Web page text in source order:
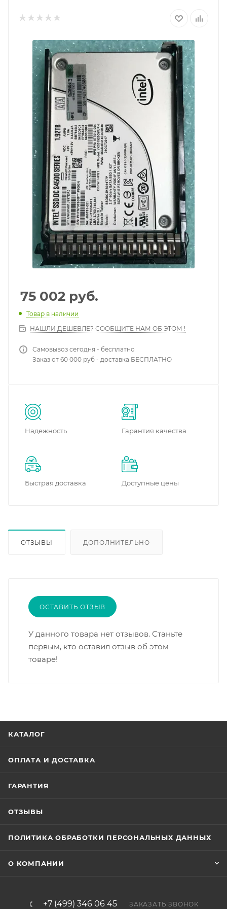
75 002 руб.
Товар в наличии
НАШЛИ ДЕШЕВЛЕ? СООБЩИТЕ НАМ ОБ ЭТОМ !
Самовывоз сегодня - бесплатно
Заказ от 60 000 руб - доставка БЕСПЛАТНО
Надежность Гарантия качества
Быстрая доставка Доступные цены
ОТЗЫВЫ ДОПОЛНИТЕЛЬНО
ОСТАВИТЬ ОТЗЫВ
У данного товара нет отзывов. Станьте
первым, кто оставил отзыв об этом
товаре!
КАТАЛОГ
ОПЛАТА И ДОСТАВКА
ГАРАНТИЯ
ОТЗЫВЫ
ПОЛИТИКА ОБРАБОТКИ ПЕРСОНАЛЬНЫХ ДАННЫХ
О КОМПАНИИ
+7 (499) 346 06 45 ЗАКАЗАТЬ ЗВОНОК